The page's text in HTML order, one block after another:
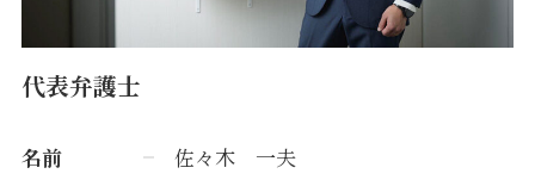
代表弁護士
名前
佐々木 一夫